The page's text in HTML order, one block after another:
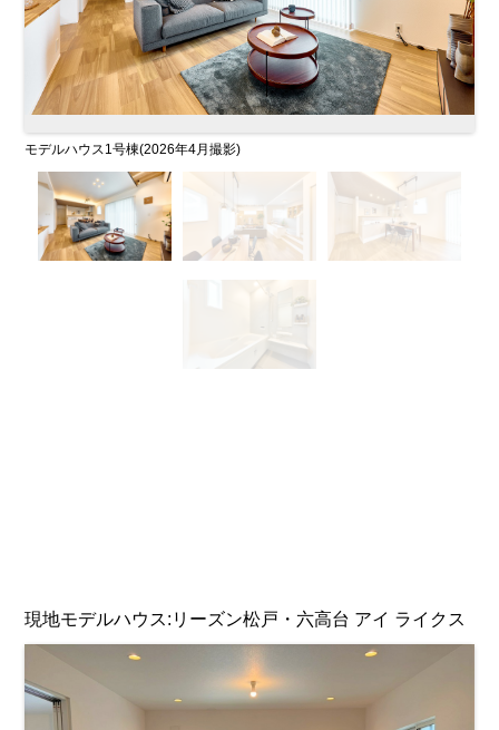
モデルハウス1号棟(2026年4月撮影)
Previous Next
現地モデルハウス:リーズン松戸・六高台 アイ ライクス